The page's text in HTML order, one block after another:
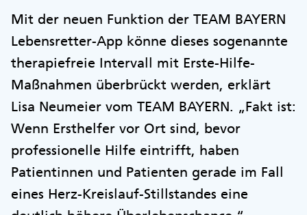
Mit der neuen Funktion der TEAM BAYERN
Lebensretter-App könne dieses sogenannte
therapiefreie Intervall mit Erste-Hilfe-
Maßnahmen überbrückt werden, erklärt
Lisa Neumeier vom TEAM BAYERN. „Fakt ist:
Wenn Ersthelfer vor Ort sind, bevor
professionelle Hilfe eintrifft, haben
Patientinnen und Patienten gerade im Fall
eines Herz-Kreislauf-Stillstandes eine